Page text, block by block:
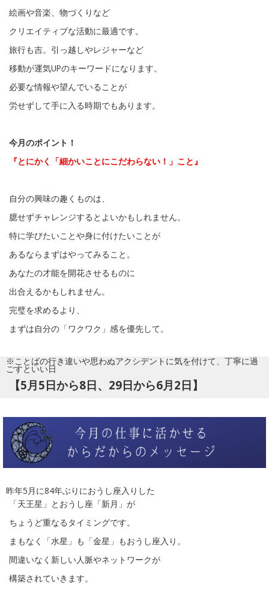
絵画や音楽、物づくりなど
クリエイティブな活動に最適です。
旅行も吉。引っ越しやレジャーなど
移動が運気UPのキーワードになります。
必要な情報や望んでいることが
労せずして手に入る時期でもあります。
今月のポイント！
『とにかく「細かいことにこだわらない！」こと』
自分の興味の趣くものは、
臆せずチャレンジするとよいかもしれません。
特に学びたいことや身に付けたいことが
あるならまずはやってみること。
あなたの才能を開花させるものに
出合えるかもしれません。
完璧を求めるより、
まずは自分の「ワクワク」感を優先して。
※ことばの行き違いや思わぬアクシデントに気を付けて、丁寧に過
ごすといい日
【5月5日から8日、29日から6月2日】
昨年5月に84年ぶりにおうし座入りした
「天王星」とおうし座「新月」が
ちょうど重なるタイミングです。
まもなく「水星」も「金星」もおうし座入り。
間違いなく新しい人脈やネットワークが
構築されていきます。